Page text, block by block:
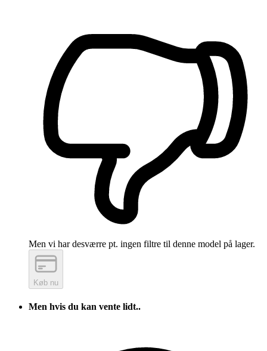
Men vi har desværre pt. ingen filtre til denne model på lager.
Køb nu
Men hvis du kan vente lidt..